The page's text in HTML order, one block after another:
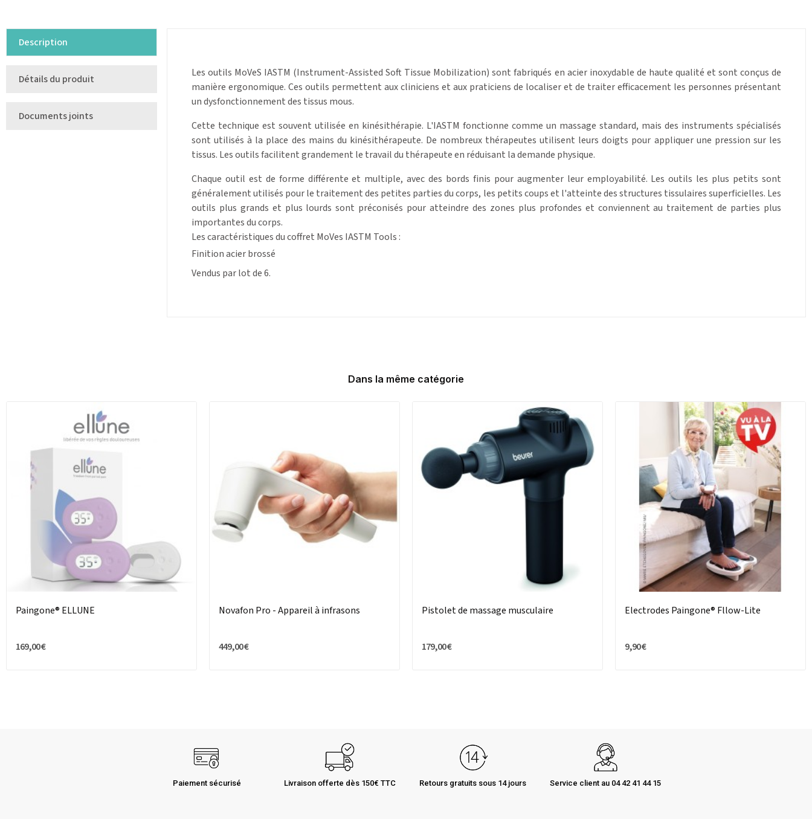
Description
Détails du produit
Documents joints
Les outils MoVeS IASTM (Instrument-Assisted Soft Tissue Mobilization) sont fabriqués en acier inoxydable de haute qualité et sont conçus de
manière ergonomique. Ces outils permettent aux cliniciens et aux praticiens de localiser et de traiter efficacement les personnes présentant
un dysfonctionnement des tissus mous.
Cette technique est souvent utilisée en kinésithérapie. L'IASTM fonctionne comme un massage standard, mais des instruments spécialisés
sont utilisés à la place des mains du kinésithérapeute. De nombreux thérapeutes utilisent leurs doigts pour appliquer une pression sur les
tissus. Les outils facilitent grandement le travail du thérapeute en réduisant la demande physique.
Chaque outil est de forme différente et multiple, avec des bords finis pour augmenter leur employabilité. Les outils les plus petits sont
généralement utilisés pour le traitement des petites parties du corps, les petits coups et l'atteinte des structures tissulaires superficielles. Les
outils plus grands et plus lourds sont préconisés pour atteindre des zones plus profondes et conviennent au traitement de parties plus
importantes du corps.
Les caractéristiques du coffret MoVes IASTM Tools :
Finition acier brossé
Vendus par lot de 6.
Dans la même catégorie
Paingone® ELLUNE
169,00 €
Novafon Pro - Appareil à infrasons
449,00 €
Pistolet de massage musculaire
179,00 €
Electrodes Paingone® Fllow-Lite
9,90 €
Paiement sécurisé Livraison offerte dès 150€ TTC Retours gratuits sous 14 jours Service client au 04 42 41 44 15